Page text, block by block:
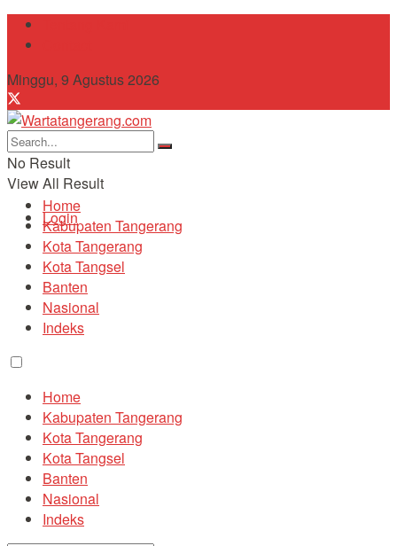
Minggu, 9 Agustus 2026
No Result
View All Result
Login
Home
Kabupaten Tangerang
Kota Tangerang
Kota Tangsel
Banten
Nasional
Indeks
Home
Kabupaten Tangerang
Kota Tangerang
Kota Tangsel
Banten
Nasional
Indeks